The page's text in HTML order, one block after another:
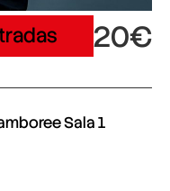
20€
Sala 1